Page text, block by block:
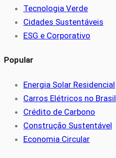
Tecnologia Verde
Cidades Sustentáveis
ESG e Corporativo
Popular
Energia Solar Residencial
Carros Elétricos no Brasil
Crédito de Carbono
Construção Sustentável
Economia Circular